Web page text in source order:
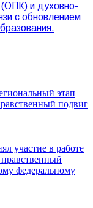
(ОПК) и духовно-
с обновлением
этап
подвиг
участие в работе
федеральному